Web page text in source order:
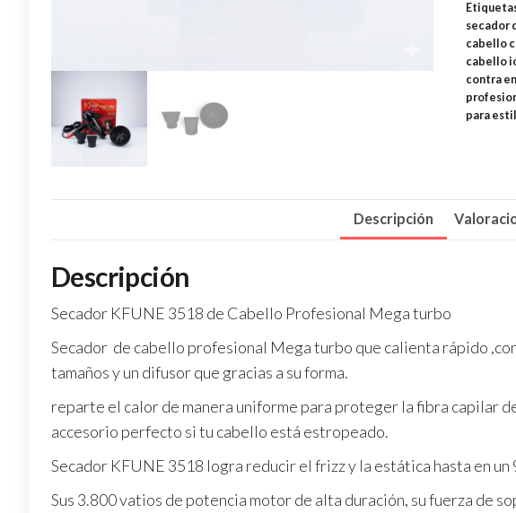
secador
cabello
cabello
contra
para
Descripción
Descripción
Secador KFUNE 3518 de Cabello Profesional Mega turbo
Secador de cabello profesional Mega turbo que calienta rápido
tamaños y un difusor que gracias a su forma.
reparte el calor de manera uniforme para proteger la fibra capilar
accesorio perfecto si tu cabello está estropeado.
Secador KFUNE 3518 logra reducir el frizz y la estática hasta en un
Sus 3.800 vatios de potencia motor de alta duración, su fuerza de